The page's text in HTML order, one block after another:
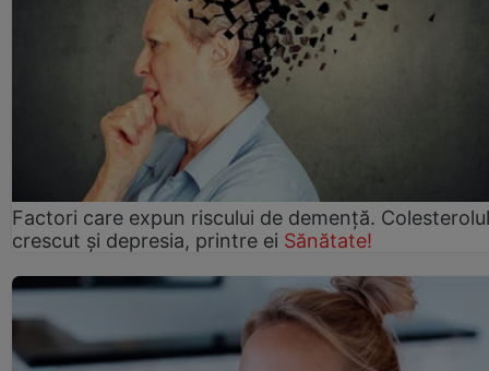
Factori care expun riscului de demență. Colesterolul
crescut şi depresia, printre ei Sănătate!